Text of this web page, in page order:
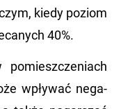
kiedy po­ziom
40%.
po­miesz­cze­niach
wpły­wać ne­ga­